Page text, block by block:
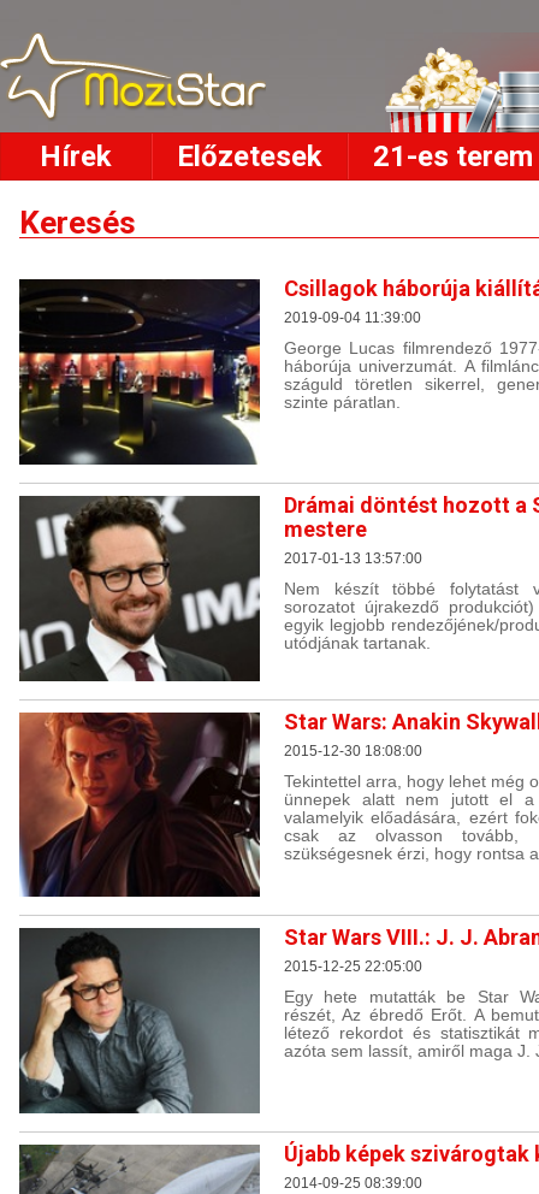
Hírek Előzetesek 21-es terem
Keresés
Csillagok háborúja
2019-09-04 11:39:00
George Lucas filmrendező
háborúja univerzumát. A
száguld töretlen sikerrel,
szinte páratlan.
Drámai döntést hozott a
mestere
2017-01-13 13:57:00
Nem készít többé folytatást
sorozatot újrakezdő
egyik legjobb rendezőjének/
utódjának tartanak.
Star Wars: Anakin
2015-12-30 18:08:00
Tekintettel arra, hogy lehet még
ünnepek alatt nem jutott el
valamelyik előadására, ezért
csak az olvasson tovább,
szükségesnek érzi, hogy rontsa
Star Wars VIII.: J. J.
2015-12-25 22:05:00
Egy hete mutatták be Star
részét, Az ébredő Erőt. A
létező rekordot és statisztikát
azóta sem lassít, amiről maga J.
Újabb képek szivárogtak
2014-09-25 08:39:00